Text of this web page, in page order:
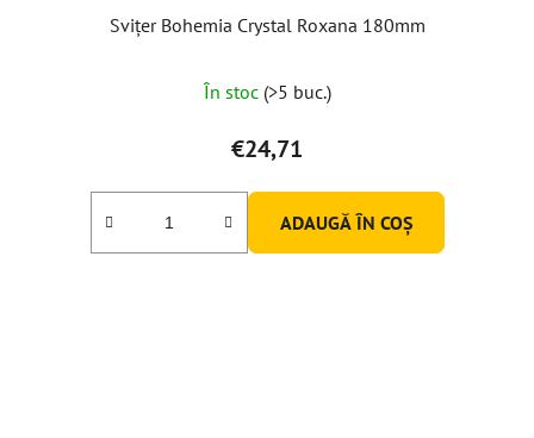
Svițer Bohemia Crystal Roxana 180mm
În stoc (>5 buc.)
€24,71
ADAUGĂ ÎN COŞ